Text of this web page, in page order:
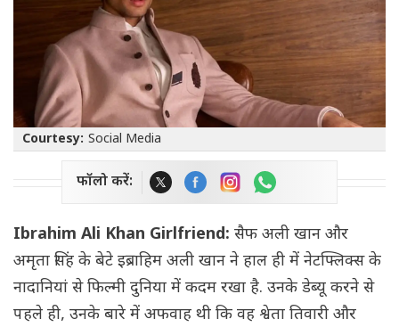
Courtesy: Social Media
फॉलो करें:
Ibrahim Ali Khan Girlfriend: सैफ अली खान और
अमृता सिंह के बेटे इब्राहिम अली खान ने हाल ही में नेटफ्लिक्स के
नादानियां से फिल्मी दुनिया में कदम रखा है. उनके डेब्यू करने से
पहले ही, उनके बारे में अफवाह थी कि वह श्वेता तिवारी और